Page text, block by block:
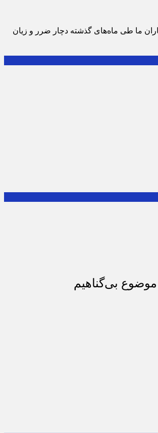
ما طی ماه‌های گذشته دچار ضرر و زیان
بی‌گناهیم